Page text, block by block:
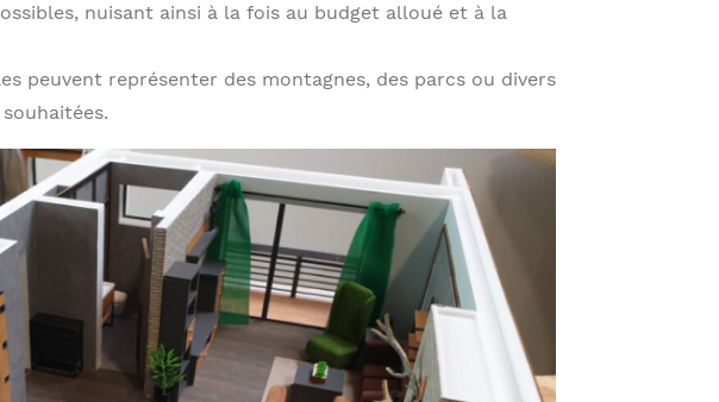
nuisant ainsi à la fois au budget alloué et à la
peuvent représenter des montagnes, des parcs ou divers